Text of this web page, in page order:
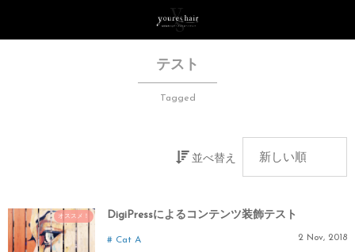
テスト
Tagged
並べ替え
オススメ！ DigiPressによるコンテンツ装飾テスト
Cat A 2 Nov, 2018